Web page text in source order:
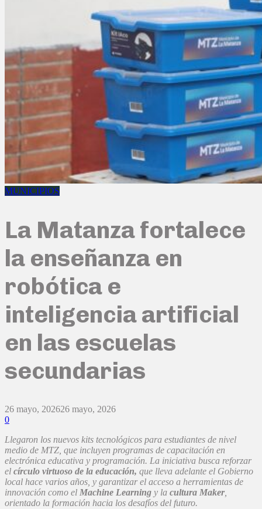
MUNICIPIOS
La Matanza fortalece
la enseñanza en
robótica e
inteligencia artificial
en las escuelas
secundarias
26 mayo, 202626 mayo, 2026
0
Llegaron los nuevos kits tecnológicos para estudiantes de nivel
medio de MTZ, que incluyen programas de capacitación en
electrónica educativa y programación. La iniciativa busca reforzar
el círculo virtuoso de la educación, que lleva adelante el Gobierno
local hace varios años, y garantizar el acceso a herramientas de
innovación como el Machine Learning y la cultura Maker,
orientado la formación hacia los desafíos del futuro.